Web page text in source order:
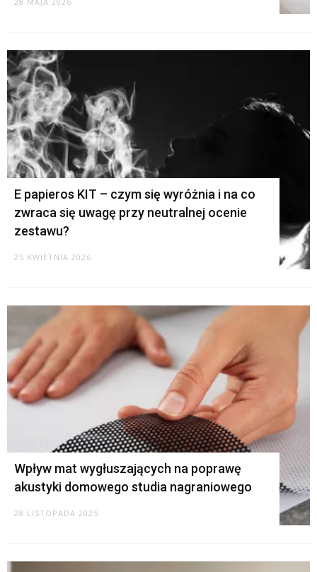
E papieros KIT – czym się wyróżnia i na co
zwraca się uwagę przy neutralnej ocenie
zestawu?
25 KWIETNIA 2026
Wpływ mat wygłuszających na poprawę
akustyki domowego studia nagraniowego
28 LISTOPADA 2025